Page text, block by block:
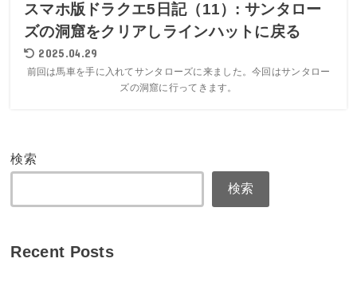
スマホ版ドラクエ5日記（11）: サンタロー
ズの洞窟をクリアしラインハットに戻る
2025.04.29
前回は馬車を手に入れてサンタローズに来ました。今回はサンタロー
ズの洞窟に行ってきます。
検索
検索
Recent Posts